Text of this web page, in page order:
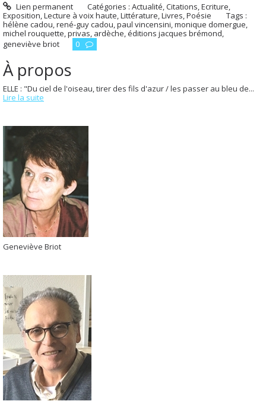
Lien permanent Catégories :Actualité,Citations,Ecriture,
Exposition,Lecture à voix haute,Littérature,Livres,Poésie
Tags :
hélène cadou,rené-guy cadou,paul vincensini,monique domergue,
michel rouquette,privas, ardèche,éditions jacques brémond,
geneviève briot
0
À propos
ELLE : "Du ciel de l'oiseau, tirer des fils d'azur / les passer au bleu de...
Lire la suite
Geneviève Briot